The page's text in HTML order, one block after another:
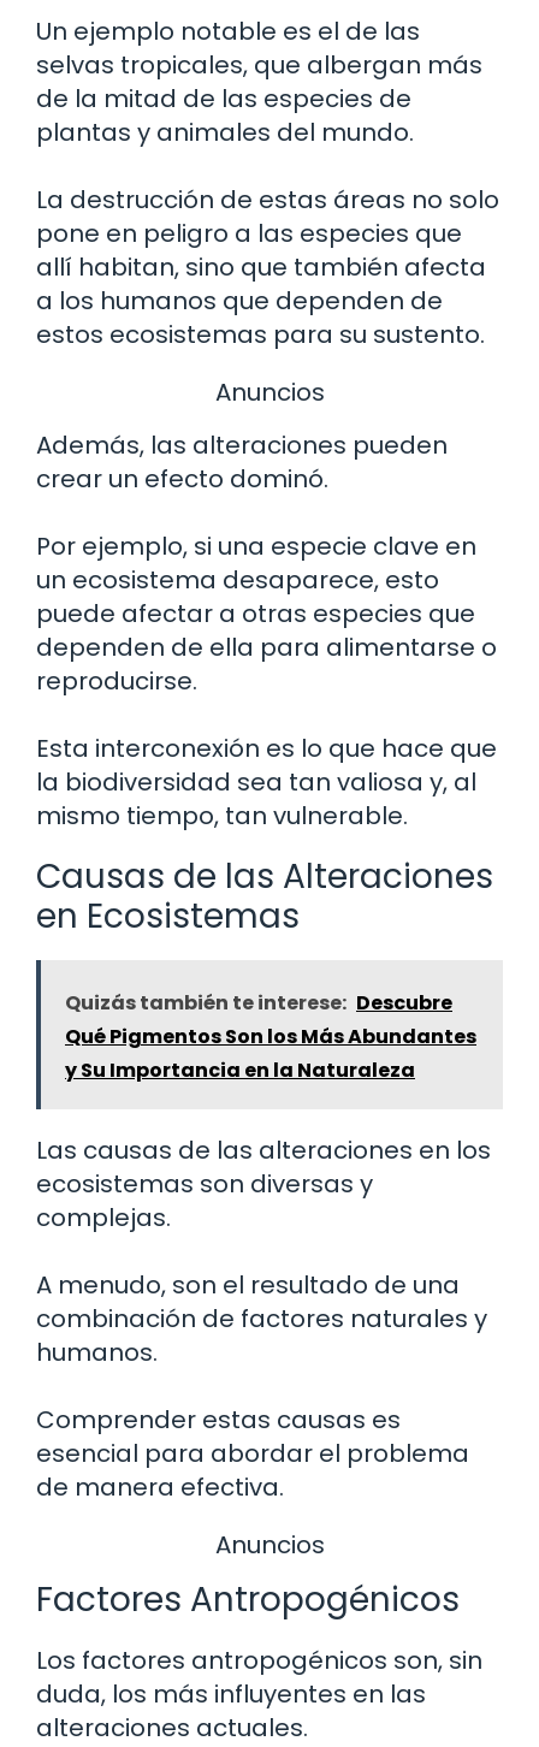
Un ejemplo notable es el de las
selvas tropicales, que albergan más
de la mitad de las especies de
plantas y animales del mundo.
La destrucción de estas áreas no solo
pone en peligro a las especies que
allí habitan, sino que también afecta
a los humanos que dependen de
estos ecosistemas para su sustento.
Anuncios
Además, las alteraciones pueden
crear un efecto dominó.
Por ejemplo, si una especie clave en
un ecosistema desaparece, esto
puede afectar a otras especies que
dependen de ella para alimentarse o
reproducirse.
Esta interconexión es lo que hace que
la biodiversidad sea tan valiosa y, al
mismo tiempo, tan vulnerable.
Causas de las Alteraciones
en Ecosistemas
Quizás también te interese: Descubre
Qué Pigmentos Son los Más Abundantes
y Su Importancia en la Naturaleza
Las causas de las alteraciones en los
ecosistemas son diversas y
complejas.
A menudo, son el resultado de una
combinación de factores naturales y
humanos.
Comprender estas causas es
esencial para abordar el problema
de manera efectiva.
Anuncios
Factores Antropogénicos
Los factores antropogénicos son, sin
duda, los más influyentes en las
alteraciones actuales.